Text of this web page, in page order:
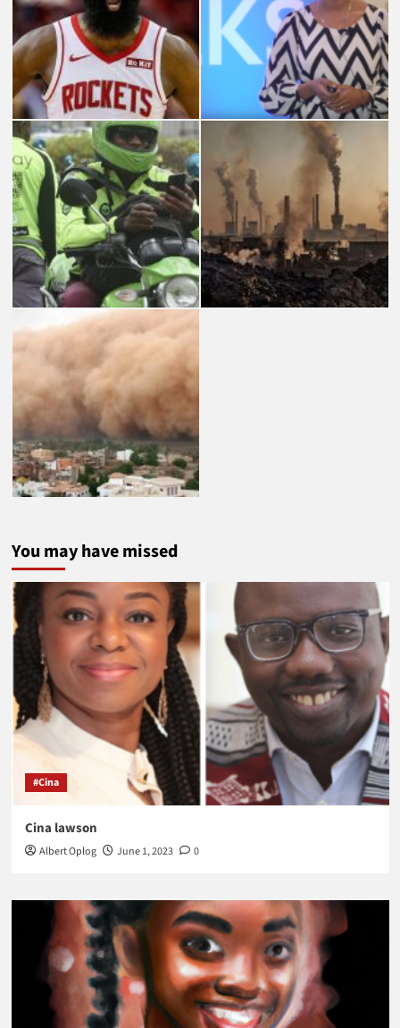
You may have missed
#Cina
Cina lawson
Albert Oplog June 1, 2023 0